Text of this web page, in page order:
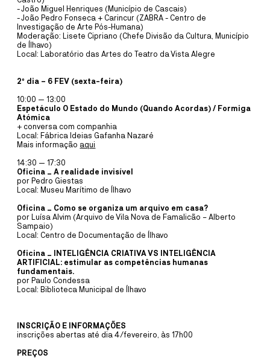
- João Miguel Henriques (Município de Cascais)
- João Pedro Fonseca + Carincur (ZABRA - Centro de
Investigação de Arte Pós-Humana)
Moderação: Lisete Cipriano (Chefe Divisão da Cultura, Município
de Ílhavo)
Local: Laboratório das Artes do Teatro da Vista Alegre
2º dia – 6 FEV (sexta-feira)
10:00 — 13:00
Espetáculo O Estado do Mundo (Quando Acordas) / Formiga
Atómica
+ conversa com companhia
Local: Fábrica Ideias Gafanha Nazaré
Mais informação aqui
14:30 — 17:30
Oficina _ A realidade invisível
por Pedro Giestas
Local: Museu Marítimo de Ílhavo
Oficina _ Como se organiza um arquivo em casa?
por Luísa Alvim (Arquivo de Vila Nova de Famalicão – Alberto
Sampaio)
Local: Centro de Documentação de Ílhavo
Oficina _ INTELIGÊNCIA CRIATIVA VS INTELIGÊNCIA
ARTIFICIAL: estimular as competências humanas
fundamentais.
por Paulo Condessa
Local: Biblioteca Municipal de Ílhavo
INSCRIÇÃO E INFORMAÇÕES
inscrições abertas até dia 4/fevereiro, às 17h00
PREÇOS
MAIS
FÁBRICA IDEIAS
AKAI E KOKU
LUA CHEIA - TEATRO PARA TODOS
Akai, o vermelho equilibrista, gosta de linhas que o deixam baloiçar,
de linhas que se transformam e o deixam viajar.
CINEMA
16 JUL 18:30
TOY STORY (V.P.)
ANDREW STANTON, KENNA HARRIS
Os brinquedos estão de volta em TOY STORY 5, da Disney*Pixar e,
desta vez, os brinquedos encontram a tecnologia.
SALA ESTÚDIO CINEMA